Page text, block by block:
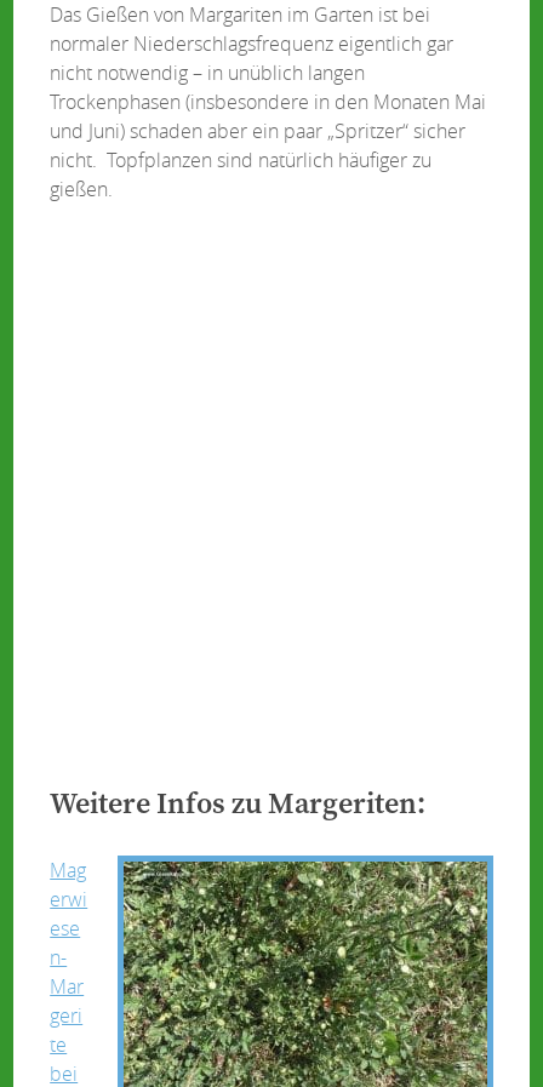
Das Gießen von Margariten im Garten ist bei
normaler Niederschlagsfrequenz eigentlich gar
nicht notwendig – in unüblich langen
Trockenphasen (insbesondere in den Monaten Mai
und Juni) schaden aber ein paar „Spritzer“ sicher
nicht. Topfplanzen sind natürlich häufiger zu
gießen.
Weitere Infos zu Margeriten:
Mag
erwi
ese
n-
Mar
geri
te
bei